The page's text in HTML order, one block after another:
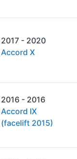
2017 - 2020
Accord X
2016 - 2016
Accord IX
(facelift 2015)